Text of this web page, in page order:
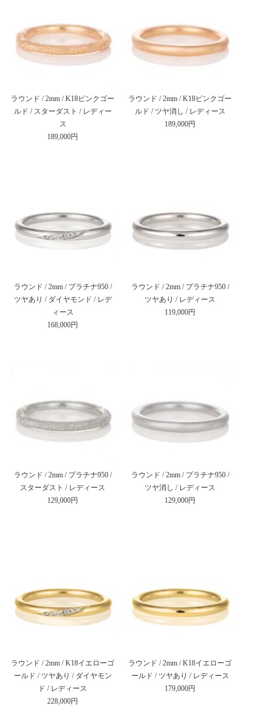
ラウンド / 2mm / K18ピンクゴー
ルド / スターダスト / レディー
ス
189,000円
ラウンド / 2mm / K18ピンクゴー
ルド / ツヤ消し / レディース
189,000円
ラウンド / 2mm / プラチナ950 /
ツヤあり / ダイヤモンド / レデ
ィース
168,000円
ラウンド / 2mm / プラチナ950 /
ツヤあり / レディース
119,000円
ラウンド / 2mm / プラチナ950 /
スターダスト / レディース
129,000円
ラウンド / 2mm / プラチナ950 /
ツヤ消し / レディース
129,000円
ラウンド / 2mm / K18イエローゴ
ールド / ツヤあり / ダイヤモン
ド / レディース
228,000円
ラウンド / 2mm / K18イエローゴ
ールド / ツヤあり / レディース
179,000円